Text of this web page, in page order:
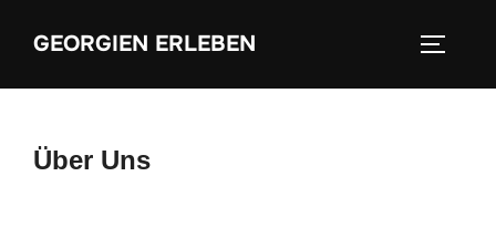
InhaltGEORGIEN ERLEBEN
Über Uns